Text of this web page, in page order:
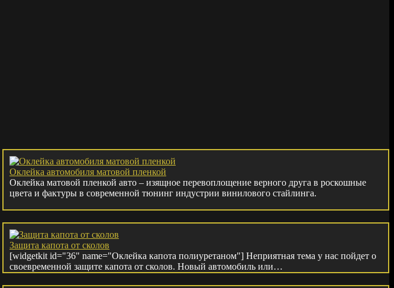
Оклейка автомобиля матовой пленкой
Оклейка матовой пленкой авто – изящное перевоплощение верного друга в роскошные
цвета и фактуры в современной тюнинг индустрии винилового стайлинга.
Защита капота от сколов
[widgetkit id="36" name="Оклейка капота полиуретаном"] Неприятная тема у нас пойдет о
своевременной защите капота от сколов. Новый автомобиль или…